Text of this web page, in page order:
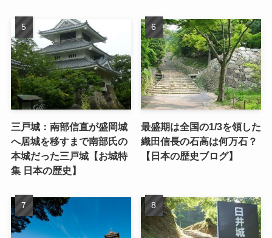
三戸城：南部信直が盛岡城
へ居城を移すまで南部氏の
本城だった三戸城【お城特
集 日本の歴史】
最盛期は全国の1/3を領した
織田信長の石高は何万石？
【日本の歴史ブログ】